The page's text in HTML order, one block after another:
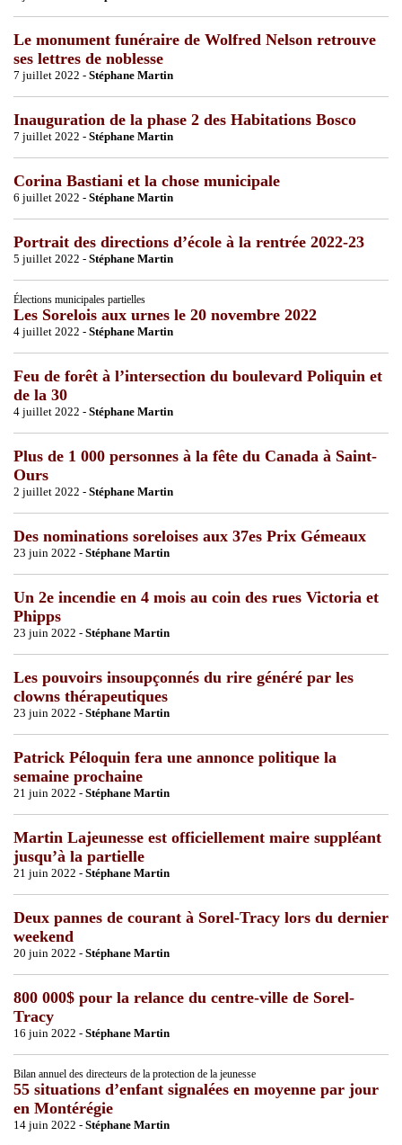
Le monument funéraire de Wolfred Nelson retrouve
ses lettres de noblesse
7 juillet 2022 - Stéphane Martin
Inauguration de la phase 2 des Habitations Bosco
7 juillet 2022 - Stéphane Martin
Corina Bastiani et la chose municipale
6 juillet 2022 - Stéphane Martin
Portrait des directions d’école à la rentrée 2022-23
5 juillet 2022 - Stéphane Martin
Élections municipales partielles
Les Sorelois aux urnes le 20 novembre 2022
4 juillet 2022 - Stéphane Martin
Feu de forêt à l’intersection du boulevard Poliquin et
de la 30
4 juillet 2022 - Stéphane Martin
Plus de 1 000 personnes à la fête du Canada à Saint-
Ours
2 juillet 2022 - Stéphane Martin
Des nominations soreloises aux 37es Prix Gémeaux
23 juin 2022 - Stéphane Martin
Un 2e incendie en 4 mois au coin des rues Victoria et
Phipps
23 juin 2022 - Stéphane Martin
Les pouvoirs insoupçonnés du rire généré par les
clowns thérapeutiques
23 juin 2022 - Stéphane Martin
Patrick Péloquin fera une annonce politique la
semaine prochaine
21 juin 2022 - Stéphane Martin
Martin Lajeunesse est officiellement maire suppléant
jusqu’à la partielle
21 juin 2022 - Stéphane Martin
Deux pannes de courant à Sorel-Tracy lors du dernier
weekend
20 juin 2022 - Stéphane Martin
800 000$ pour la relance du centre-ville de Sorel-
Tracy
16 juin 2022 - Stéphane Martin
Bilan annuel des directeurs de la protection de la jeunesse
55 situations d’enfant signalées en moyenne par jour
en Montérégie
14 juin 2022 - Stéphane Martin